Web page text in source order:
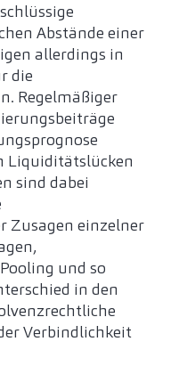
Abstände einer
allerdings in
die
Regelmäßiger
Liquiditätslücken
sind dabei
Zusagen einzelner
und so
in den
Verbindlichkeit